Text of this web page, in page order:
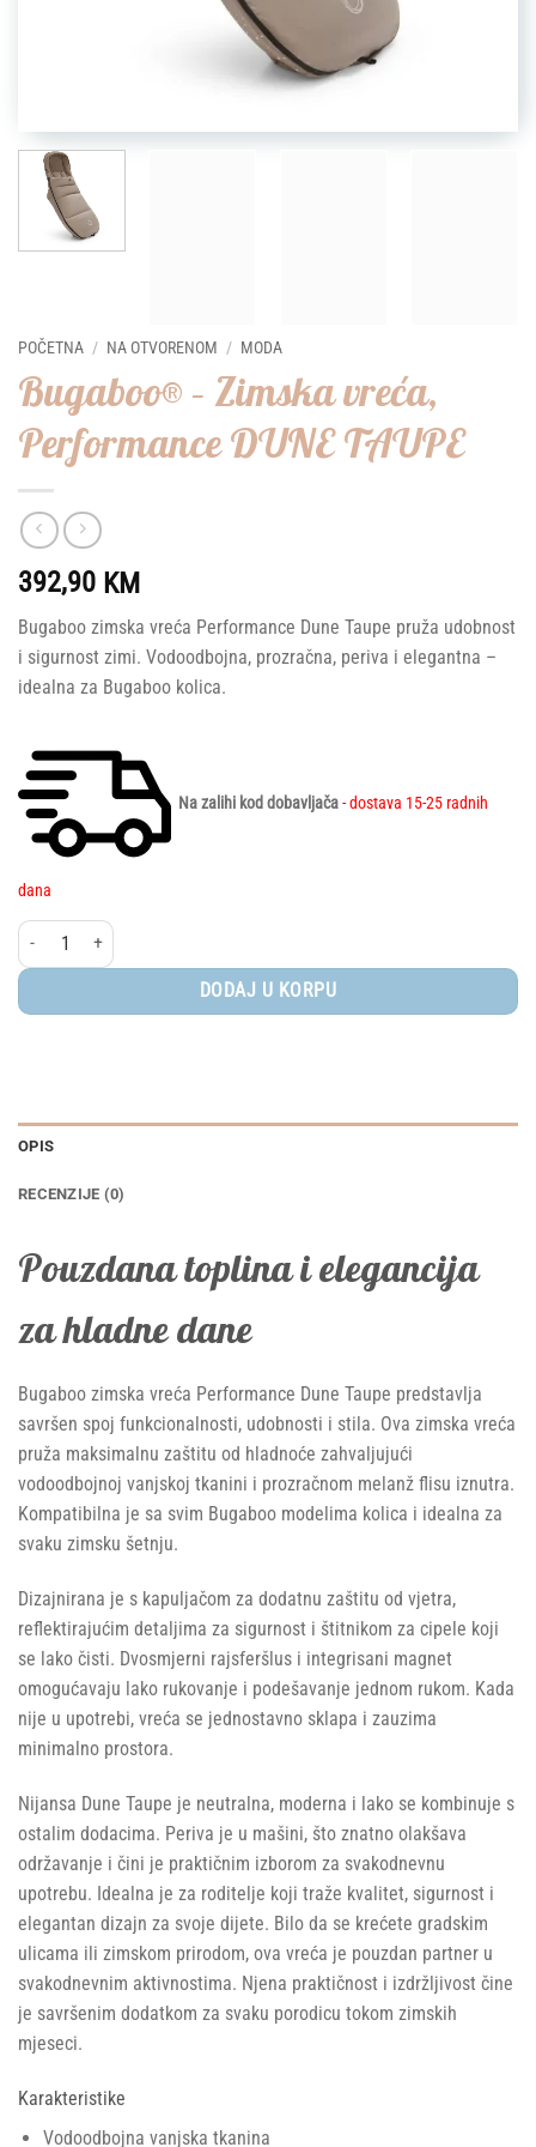
POČETNA / NA OTVORENOM / MODA
Bugaboo® – Zimska vreća,
Performance DUNE TAUPE
392,90 KM
Bugaboo zimska vreća Performance Dune Taupe pruža udobnost
i sigurnost zimi. Vodoodbojna, prozračna, periva i elegantna –
idealna za Bugaboo kolica.
Na zalihi kod dobavljača- dostava 15-25 radnih
dana
Bugaboo® - Zimska vreća, Performance DUNE TAUPE količina
DODAJ U KORPU
OPIS
RECENZIJE (0)
Pouzdana toplina i elegancija
za hladne dane
Bugaboo zimska vreća Performance Dune Taupe predstavlja
savršen spoj funkcionalnosti, udobnosti i stila. Ova zimska vreća
pruža maksimalnu zaštitu od hladnoće zahvaljujući
vodoodbojnoj vanjskoj tkanini i prozračnom melanž flisu iznutra.
Kompatibilna je sa svim Bugaboo modelima kolica i idealna za
svaku zimsku šetnju.
Dizajnirana je s kapuljačom za dodatnu zaštitu od vjetra,
reflektirajućim detaljima za sigurnost i štitnikom za cipele koji
se lako čisti. Dvosmjerni rajsferšlus i integrisani magnet
omogućavaju lako rukovanje i podešavanje jednom rukom. Kada
nije u upotrebi, vreća se jednostavno sklapa i zauzima
minimalno prostora.
Nijansa Dune Taupe je neutralna, moderna i lako se kombinuje s
ostalim dodacima. Periva je u mašini, što znatno olakšava
održavanje i čini je praktičnim izborom za svakodnevnu
upotrebu. Idealna je za roditelje koji traže kvalitet, sigurnost i
elegantan dizajn za svoje dijete. Bilo da se krećete gradskim
ulicama ili zimskom prirodom, ova vreća je pouzdan partner u
svakodnevnim aktivnostima. Njena praktičnost i izdržljivost čine
je savršenim dodatkom za svaku porodicu tokom zimskih
mjeseci.
Karakteristike
Vodoodbojna vanjska tkanina